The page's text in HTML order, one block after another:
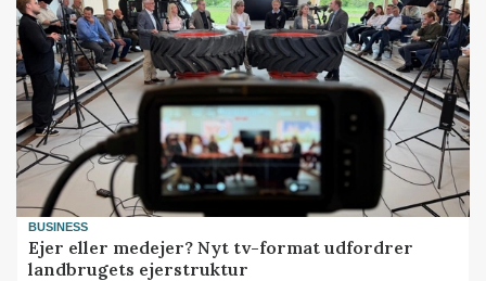
BUSINESS
Ejer eller medejer? Nyt tv-format udfordrer
landbrugets ejerstruktur